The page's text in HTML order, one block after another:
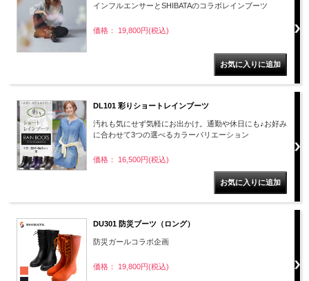
インフルエンサーとSHIBATAのコラボレインブーツ
価格： 19,800円(税込)
DL101 彩りショートレインブーツ
汚れも気にせず気軽にお出かけ。通勤や休日にも♪お好み
に合わせて3つの選べるカラーバリエーション
価格： 16,500円(税込)
DU301 防災ブーツ（ロング）
防災ガールコラボ企画
価格： 19,800円(税込)